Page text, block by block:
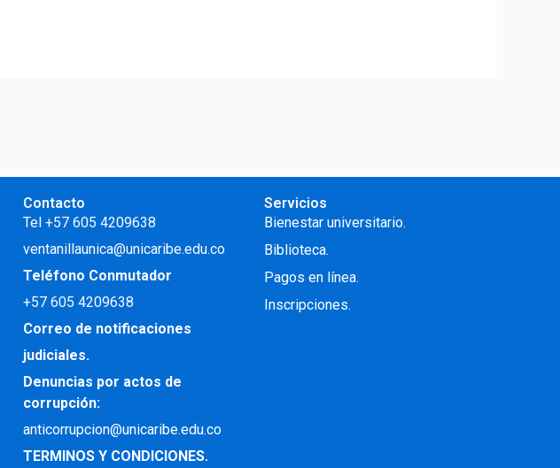
Contacto
Tel +57 605 4209638
ventanillaunica@unicaribe.edu.co
Teléfono Conmutador
+57605 4209638
Correo de notificaciones
judiciales.
Denuncias por actos de
corrupción:
anticorrupcion@unicaribe.edu.co
TERMINOS Y CONDICIONES.
Servicios
Bienestar universitario.
Biblioteca.
Pagos en línea.
Inscripciones.